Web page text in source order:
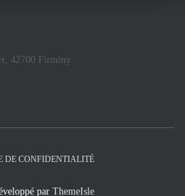
42700 Firminy
DE CONFIDENTIALITÉ
par ThemeIsle